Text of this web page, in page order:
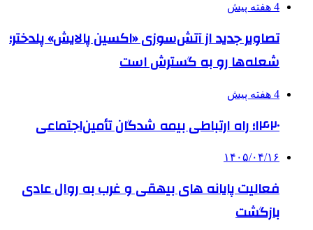
4 هفته پیش
تصاویر جدید از آتش‌سوزی «اکسین پالایش» پلدختر؛
شعله‌ها رو به گسترش است
4 هفته پیش
۱۴۲۰؛ راه ارتباطی بیمه شدگان تأمین‌اجتماعی
۱۴۰۵/۰۴/۱۶
فعالیت پایانه های بیهقی و غرب به روال عادی
بازگشت